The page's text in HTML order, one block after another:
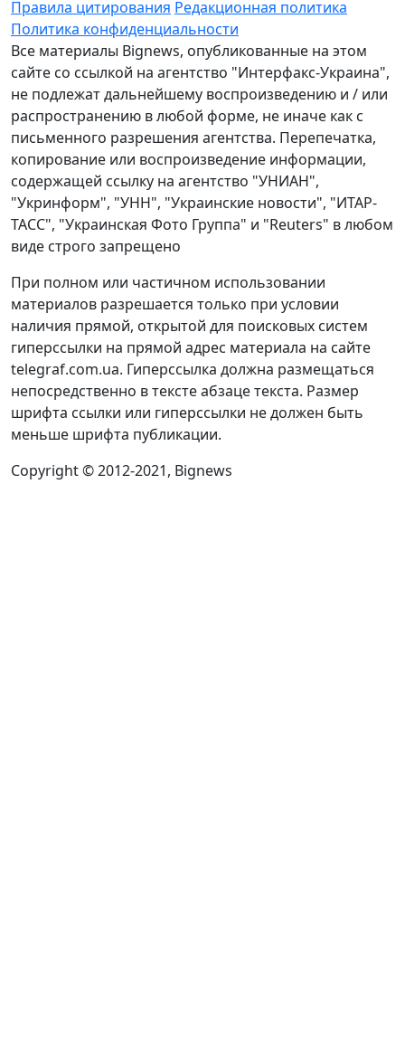
Правила цитирования Редакционная политика
Политика конфиденциальности
Все материалы Bignews, опубликованные на этом
сайте со ссылкой на агентство "Интерфакс-Украина",
не подлежат дальнейшему воспроизведению и / или
распространению в любой форме, не иначе как с
письменного разрешения агентства. Перепечатка,
копирование или воспроизведение информации,
содержащей ссылку на агентство "УНИАН",
"Укринформ", "УНН", "Украинские новости", "ИТАР-
ТАСС", "Украинская Фото Группа" и "Reuters" в любом
виде строго запрещено
При полном или частичном использовании
материалов разрешается только при условии
наличия прямой, открытой для поисковых систем
гиперссылки на прямой адрес материала на сайте
telegraf.com.ua. Гиперссылка должна размещаться
непосредственно в тексте абзаце текста. Размер
шрифта ссылки или гиперссылки не должен быть
меньше шрифта публикации.
Copyright © 2012-2021, Bignews